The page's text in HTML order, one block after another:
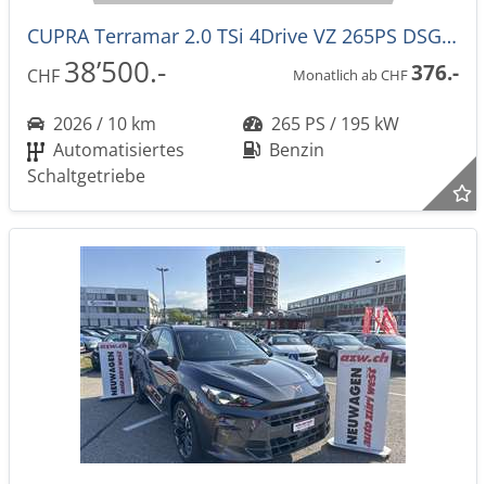
CUPRA Terramar 2.0 TSi 4Drive VZ 265PS DSG-Aut. -44%!
CHF 38’500.- Monatlich ab CHF376.-
2026 / 10 km
265 PS / 195 kW
Automatisiertes
Schaltgetriebe
Benzin